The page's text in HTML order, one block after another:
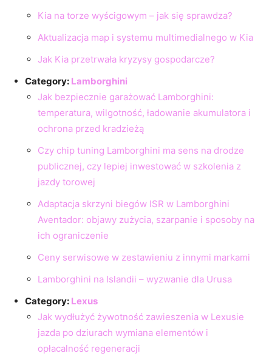
Kia na torze wyścigowym – jak się sprawdza?
Aktualizacja map i systemu multimedialnego w Kia
Jak Kia przetrwała kryzysy gospodarcze?
Category: Lamborghini
Jak bezpiecznie garażować Lamborghini:
temperatura, wilgotność, ładowanie akumulatora i
ochrona przed kradzieżą
Czy chip tuning Lamborghini ma sens na drodze
publicznej, czy lepiej inwestować w szkolenia z
jazdy torowej
Adaptacja skrzyni biegów ISR w Lamborghini
Aventador: objawy zużycia, szarpanie i sposoby na
ich ograniczenie
Ceny serwisowe w zestawieniu z innymi markami
Lamborghini na Islandii – wyzwanie dla Urusa
Category: Lexus
Jak wydłużyć żywotność zawieszenia w Lexusie
jazda po dziurach wymiana elementów i
opłacalność regeneracji